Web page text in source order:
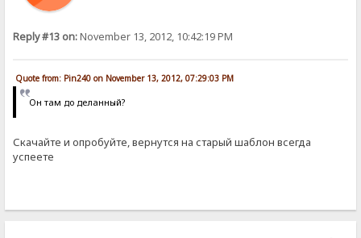
Reply #13 on:November 13, 2012, 10:42:19 PM
Quote from: Pin240 on November 13, 2012, 07:29:03 PM
Он там до деланный?
Скачайте и опробуйте, вернутся на старый шаблон всегда
успеете